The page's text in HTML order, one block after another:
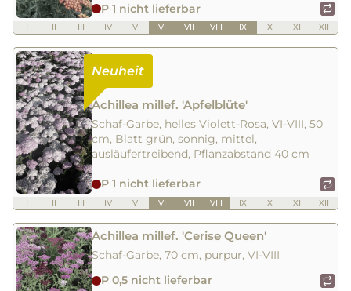
P 1 nicht lieferbar
I II III IV V VI VII VIII IX X XI XII
Achillea millef. 'Apfelblüte'
Schaf-Garbe, helles Violett-Rosa, VI-VIII, 50
cm, Blatt grün, sonnig, mittel,
ausläufertreibend, Pflanzabstand 40 cm
P 1 nicht lieferbar
I II III IV V VI VII VIII IX X XI XII
Achillea millef. 'Cerise Queen'
Schaf-Garbe, 70 cm, purpur, VI-VIII
P 0,5 nicht lieferbar